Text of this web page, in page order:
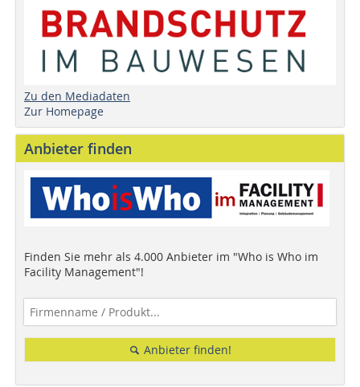
Zu den Mediadaten
Zur Homepage
Anbieter finden
Finden Sie mehr als 4.000 Anbieter im "Who is Who im
Facility Management"!
Anbieter finden!